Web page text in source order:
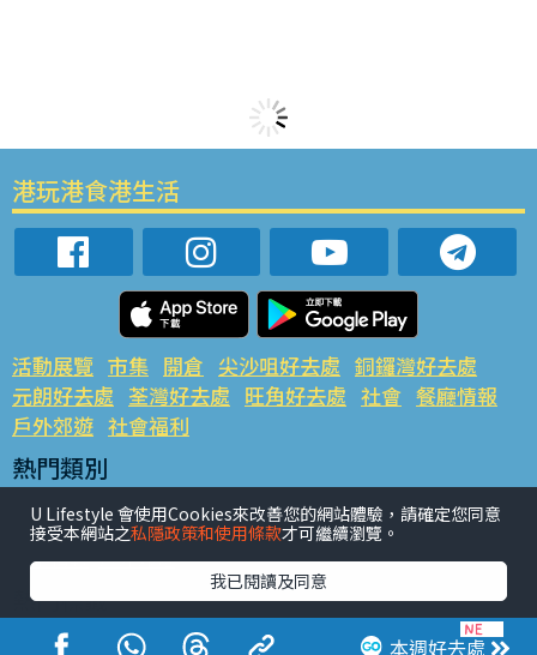
本週好去處
港玩港食港生活
活動展覽 市集 開倉 尖沙咀好去處 銅鑼灣好去處
元朗好去處 荃灣好去處 旺角好去處 社會 餐廳情報
戶外郊遊 社會福利
熱門類別
網民熱話 活動展覽 市集 開倉 尖沙咀好去處
銅鑼灣好去處 元朗好去處 荃灣好去處 旺角好去處 社會
餐廳情報 戶外郊遊
熱門標籤
#UGO搵好去處 #人氣活動推介
#美食社群熱話
U Lifestyle 會使用Cookies來改善您的網站體驗，請確定您同意
接受本網站之私隱政策和使用條款才可繼續瀏覽。
我已閱讀及同意